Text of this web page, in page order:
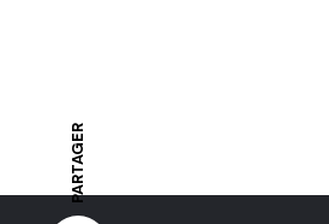
PARTAGER